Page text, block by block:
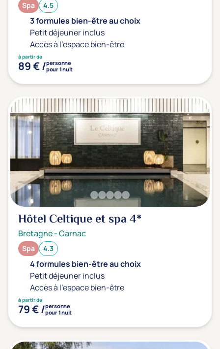
Spa 4.5
3 formules bien-être au choix
Petit déjeuner inclus
Accès à l'espace bien-être
à partir de
89 € /personne
pour 1 nuit
Hôtel Celtique et spa4*
Bretagne-Carnac
Spa 4.3
4 formules bien-être au choix
Petit déjeuner inclus
Accès à l'espace bien-être
à partir de
79 € /personne
pour 1 nuit